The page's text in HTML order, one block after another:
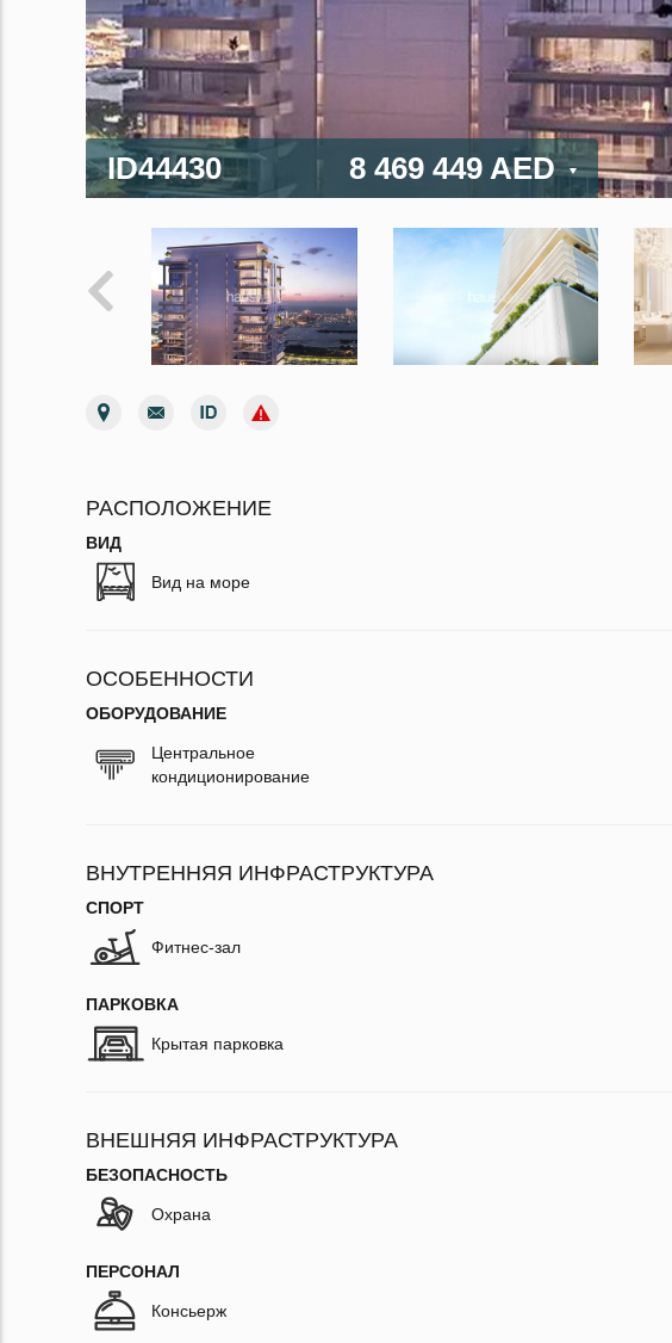
ID44430 8 469 449 AED
РАСПОЛОЖЕНИЕ
ВИД
Вид на море
ОСОБЕННОСТИ
ОБОРУДОВАНИЕ
Центральное
кондиционирование
ВНУТРЕННЯЯ ИНФРАСТРУКТУРА
СПОРТ
Фитнес-зал
ПАРКОВКА
Крытая парковка
ВНЕШНЯЯ ИНФРАСТРУКТУРА
БЕЗОПАСНОСТЬ
Охрана
ПЕРСОНАЛ
Консьерж